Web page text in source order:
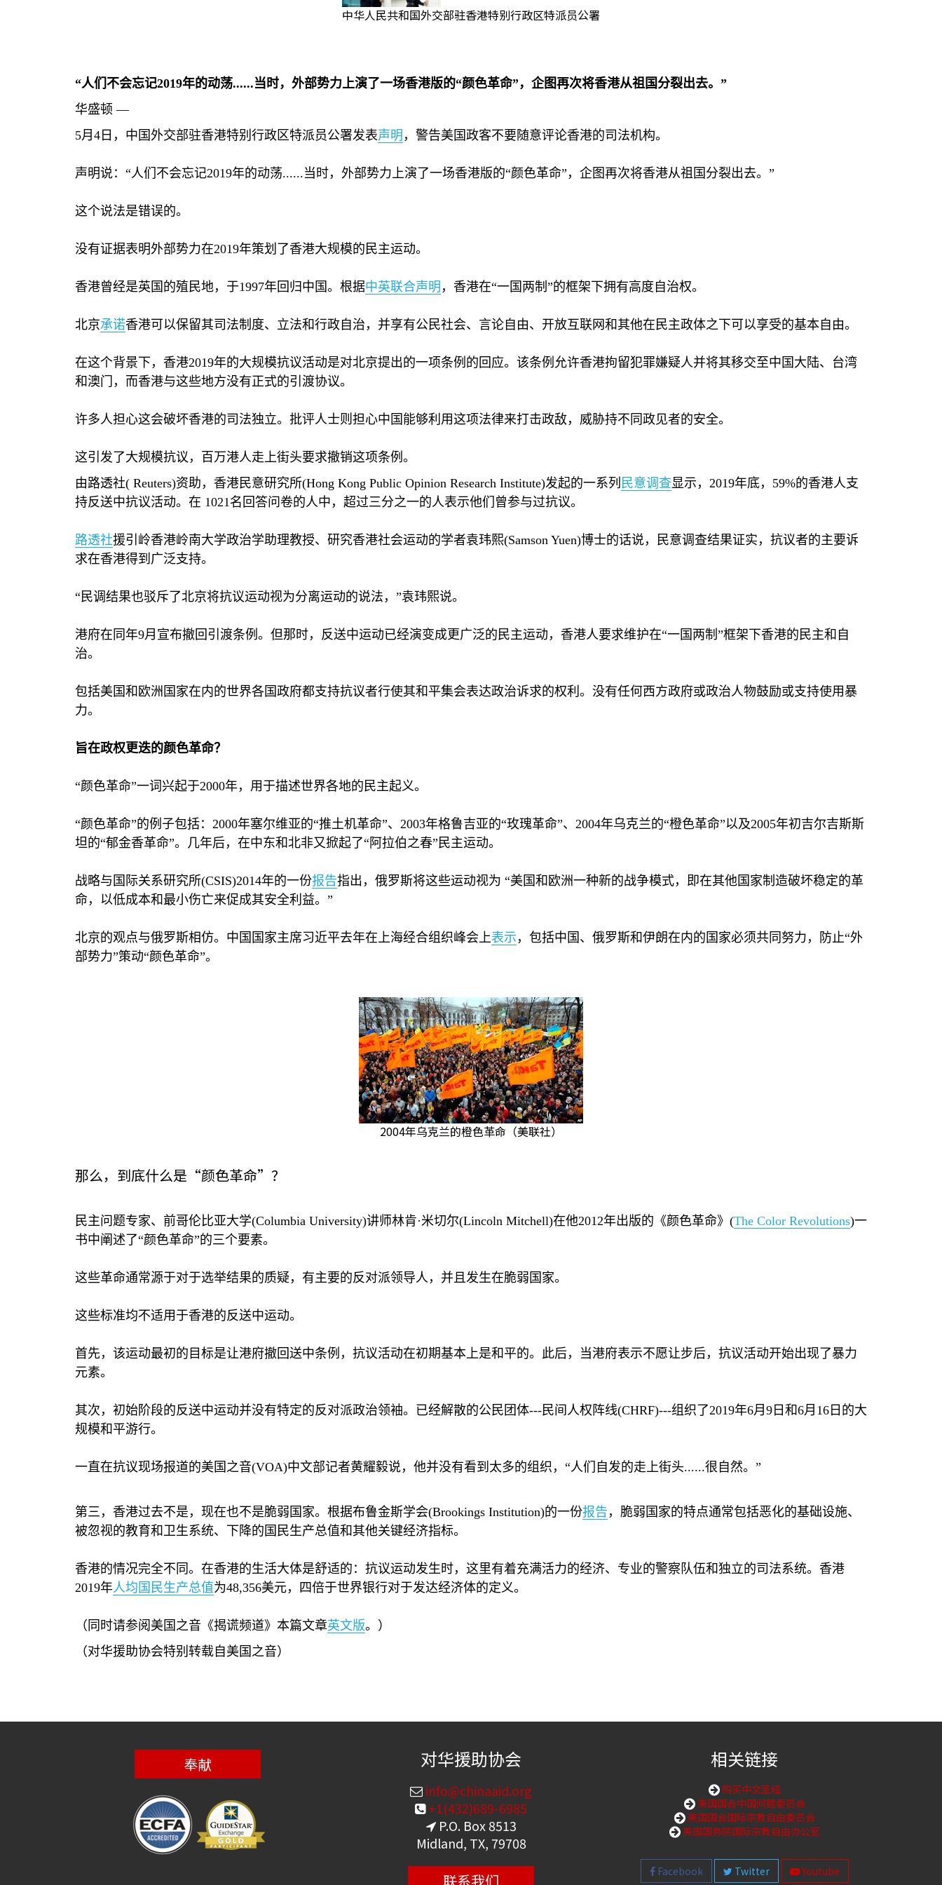
中华人民共和国外交部驻香港特别行政区特派员公署
“人们不会忘记2019年的动荡......当时，外部势力上演了一场香港版的“颜色革命”，企图再次将香港从祖国分裂出去。”
华盛顿 —
5月 4 日，中国外交部驻香港特别行政区特派员公署发表声明 ，警告美国政客不要随意评论香港的司法机构。
声明说：“人们不会忘记2019年的动荡......当时，外部势力上演了一场香港版的“颜色革命”，企图再次将香港从祖国分裂出去。”
这个说法是错误的。
没有证据表明外部势力在2019年策划了香港大规模的民主运动。
香港曾经是英国的殖民地，于1997年回归中国。根据中英联合声明 ，香港在“一国两制”的框架下拥有高度自治权。
北京承诺香港可以保留其司法制度、立法和行政自治，并享有公民社会、言论自由、开放互联网和其他在民主政体之下可以享受的基本自由。
在这个背景下，香港2019年的大规模抗议活动是对北京提出的一项条例的回应。该条例允许香港拘留犯罪嫌疑人并将其移交至中国大陆、台湾
和澳门，而香港与这些地方没有正式的引渡协议。
许多人担心这会破坏香港的司法独立。批评人士则担心中国能够利用这项法律来打击政敌，威胁持不同政见者的安全。
这引发了大规模抗议，百万港人走上街头要求撤销这项条例。
由路透社( Reuters)资助，香港民意研究所(Hong Kong Public Opinion Research Institute)发起的一系列 民意调查显示， 2019年底， 59%的香港人支
持反送中抗议活动。在 1021名回答问卷的人中，超过三分之一的人表示他们曾参与过抗议。
路透社援引岭香港岭南大学政治学助理教授、研究香港社会运动的学者袁玮熙(Samson Yuen)博士的话说，民意调查结果证实，抗议者的主要诉
求在香港得到广泛支持。
“民调结果也驳斥了北京将抗议运动视为分离运动的说法，”袁玮熙说。
港府在同年9月宣布撤回引渡条例。但那时，反送中运动已经演变成更广泛的民主运动，香港人要求维护在“一国两制”框架下香港的民主和自
治。
包括美国和欧洲国家在内的世界各国政府都支持抗议者行使其和平集会表达政治诉求的权利。没有任何西方政府或政治人物鼓励或支持使用暴
力。
旨在政权更迭的颜色革命？
“颜色革命”一词兴起于2000年，用于描述世界各地的民主起义。
“颜色革命”的例子包括： 2000年塞尔维亚的“推土机革命”、 2003年格鲁吉亚的“玫瑰革命”、 2004年乌克兰的“橙色革命”以及2005年初吉尔吉斯斯
坦的“郁金香革命”。几年后，在中东和北非又掀起了“阿拉伯之春”民主运动。
战略与国际关系研究所(CSIS)2014年的一份报告指出，俄罗斯将这些运动视为 “美国和欧洲一种新的战争模式，即在其他国家制造破坏稳定的革
命，以低成本和最小伤亡来促成其安全利益。”
北京的观点与俄罗斯相仿。中国国家主席习近平去年在上海经合组织峰会上表示 ，包括中国、俄罗斯和伊朗在内的国家必须共同努力，防止“外
部势力”策动“颜色革命”。
2004年乌克兰的橙色革命（美联社）
那么，到底什么是“颜色革命”？
民主问题专家、前哥伦比亚大学(Columbia University)讲师林肯·米切尔(Lincoln Mitchell)在他2012年出版的《颜色革命》 (The Color Revolutions)一
书中阐述了“颜色革命”的三个要素。
这些革命通常源于对于选举结果的质疑，有主要的反对派领导人，并且发生在脆弱国家。
这些标准均不适用于香港的反送中运动。
首先，该运动最初的目标是让港府撤回送中条例，抗议活动在初期基本上是和平的。此后，当港府表示不愿让步后，抗议活动开始出现了暴力
元素。
其次，初始阶段的反送中运动并没有特定的反对派政治领袖。已经解散的公民团体---民间人权阵线(CHRF)---组织了2019年6月 9 日和6月 16 日的大
规模和平游行。
一直在抗议现场报道的美国之音(VOA)中文部记者黄耀毅说，他并没有看到太多的组织，“人们自发的走上街头......很自然。”
第三，香港过去不是，现在也不是脆弱国家。根据布鲁金斯学会(Brookings Institution)的一份报告 ，脆弱国家的特点通常包括恶化的基础设施、
被忽视的教育和卫生系统、下降的国民生产总值和其他关键经济指标。
香港的情况完全不同。在香港的生活大体是舒适的：抗议运动发生时，这里有着充满活力的经济、专业的警察队伍和独立的司法系统。香港
2019年人均国民生产总值为48,356美元，四倍于世界银行对于发达经济体的定义。
（同时请参阅美国之音《揭谎频道》本篇文章英文版。）
（对华援助协会特别转载自美国之音）
奉献 对华援助协会
info@chinaaid.org
+1(432)689-6985
P.O. Box 8513
Midland, TX, 79708
联系我们
相关链接
购买中文圣经
美国国会中国问题委员会
美国国会国际宗教自由委员会
美国国务院国际宗教自由办公室
Facebook Twitter Youtube